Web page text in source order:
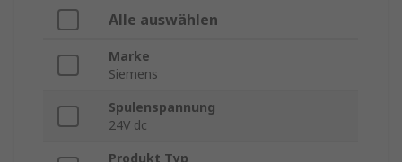
Alle auswählen
Marke
Siemens
Spulenspannung
24V dc
Produkt Typ